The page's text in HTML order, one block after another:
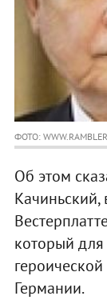
ФОТО:
Об этом
Качиньский,
который
Германии.